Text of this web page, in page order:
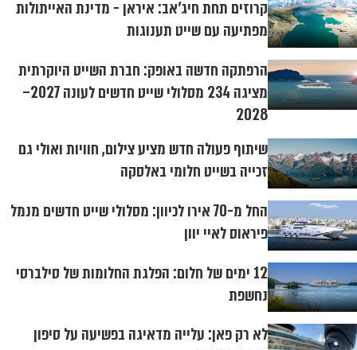
קרוזים תחת חיג'אב: איראן - מדינת האייתולות
מפתיעה עם שייט תענוגות
הרפתקה חדשה באופק: חברת השייט היוקרתית
מציגה 234 מסלולי שייט חדשים לעונה 2027–
2028
שיתוף פעולה חדש מציע צילום, חוויות ואולי גם
זכייה בשייט חלומי באלסקה
החל מ-70 אירו לכיוון: מסלולי שייט חדשים מנמל
פיראוס לאיי יוון
12 ימים של חלום: הפלגת החלומות של סילברסי
נחשפת
לא רק פאן: עלייה מדאיגה בפשיעה על סיפון